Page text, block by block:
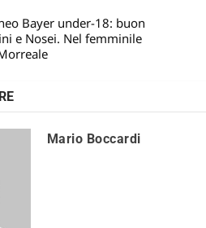
Bayer under-18: buon
e Nosei. Nel femminile
Mario Boccardi